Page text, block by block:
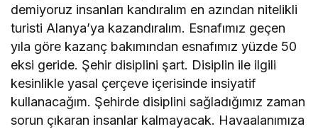
demiyoruz insanları kandıralım en azından nitelikli
turisti Alanya’ya kazandıralım. Esnafımız geçen
yıla göre kazanç bakımından esnafımız yüzde 50
eksi geride. Şehir disiplini şart. Disiplin ile ilgili
kesinlikle yasal çerçeve içerisinde insiyatif
kullanacağım. Şehirde disiplini sağladığımız zaman
sorun çıkaran insanlar kalmayacak. Havaalanımıza